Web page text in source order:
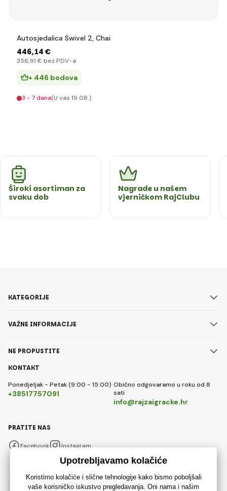
Autosjedalica Swivel 2, Chai
446,14 €
356,91 € bez PDV-a
+ 446 bodova
3 - 7 dana(U vas 19.08.)
Široki asortiman za
svaku dob
Nagrade u našem
vjerničkom RajClubu
KONTAKT
Ponedjeljak - Petak (9:00 - 15:00)
+38517757091
Obično odgovaramo u roku od 8
sati
info@rajzaigracke.hr
KATEGORIJE
VAŽNE INFORMACIJE
NE PROPUSTITE
PRATITE NAS
Facebook Instagram